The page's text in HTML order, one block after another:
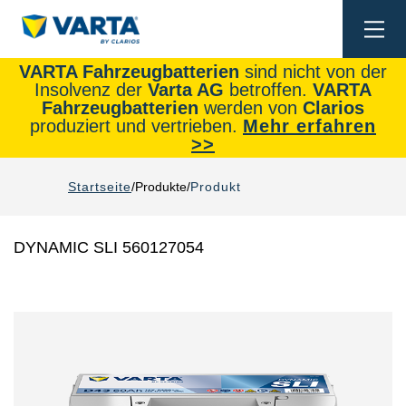
VARTA Fahrzeugbatterien sind nicht von der
Insolvenz der Varta AG betroffen. VARTA
Fahrzeugbatterien werden von Clarios
produziert und vertrieben. Mehr erfahren
>>
Startseite Produkte Produkt
DYNAMIC SLI 560127054